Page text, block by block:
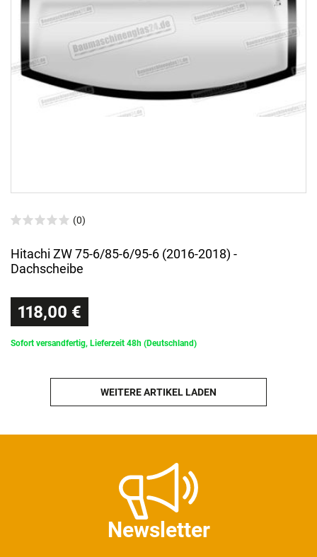
(0)
Hitachi ZW 75-6/85-6/95-6 (2016-2018) -
Dachscheibe
118,00 €
Sofort versandfertig, Lieferzeit 48h (Deutschland)
WEITERE ARTIKEL LADEN
Newsletter